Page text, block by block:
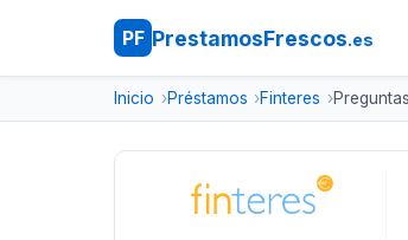
PF PrestamosFrescos.es
Inicio Préstamos Finteres